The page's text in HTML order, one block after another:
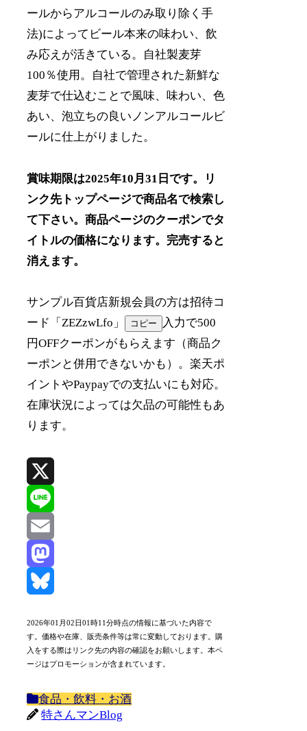
ールからアルコールのみ取り除く手
法)によってビール本来の味わい、飲
み応えが活きている。自社製麦芽
100％使用。自社で管理された新鮮な
麦芽で仕込むことで風味、味わい、色
あい、泡立ちの良いノンアルコールビ
ールに仕上がりました。
賞味期限は2025年10月31日です。リ
ンク先トップページで商品名で検索し
て下さい。商品ページのクーポンでタ
イトルの価格になります。完売すると
消えます。
サンプル百貨店新規会員の方は招待コ
ード「ZEZzwLfo 」 コピー
入力で500
円OFFクーポンがもらえます（商品ク
ーポンと併用できないかも）。楽天ポ
イントやPaypayでの支払いにも対応。
在庫状況によっては欠品の可能性もあ
ります。
X
Line
Email
Mastodon
2026年01月02日01時11分時点の情報に基づいた内容で
す。価格や在庫、販売条件等は常に変動しております。購
入をする際はリンク先の内容の確認をお願いします。本ペ
ージはプロモーションが含まれています。
食品・飲料・お酒
特さんマンBlog